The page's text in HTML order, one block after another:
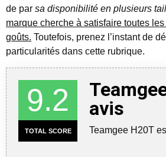
de par sa disponibilité en plusieurs
marque cherche à satisfaire toutes
goûts. Toutefois, prenez l’instant de
particularités dans cette rubrique.
9.2
TOTAL SCORE
avis
Teamgee H20T